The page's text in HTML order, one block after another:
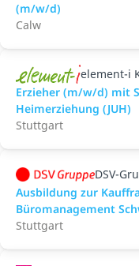
(m/w/d)
Calw
element-i
Erzieher (m/w/d) mit
Heimerziehung (JUH)
Stuttgart
DSV-
Ausbildung zur
Büromanagement
Stuttgart